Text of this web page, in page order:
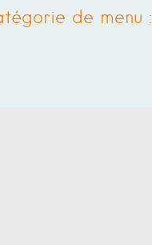
de menu :